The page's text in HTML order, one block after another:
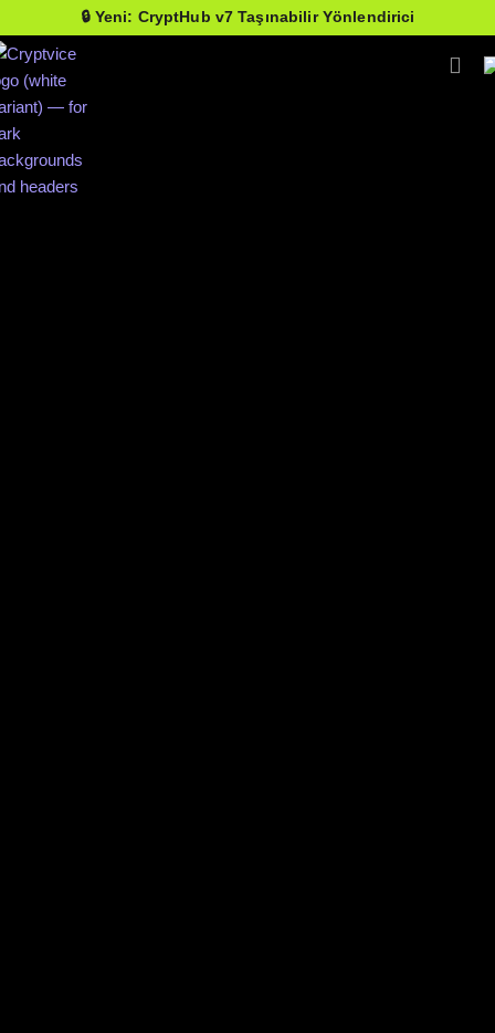
🔒 Yeni: CryptHub v7 Taşınabilir Yönlendirici